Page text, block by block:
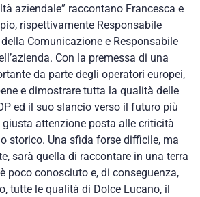
aziendale” raccontano Francesca e
rispettivamente Responsabile
Comunicazione e Responsabile
Con la premessa di una
da parte degli operatori europei,
e dimostrare tutta la qualità delle
ed il suo slancio verso il futuro più
giusta attenzione posta alle criticità
storico. Una sfida forse difficile, ma
sarà quella di raccontare in una terra
poco conosciuto e, di conseguenza,
tutte le qualità di Dolce Lucano, il